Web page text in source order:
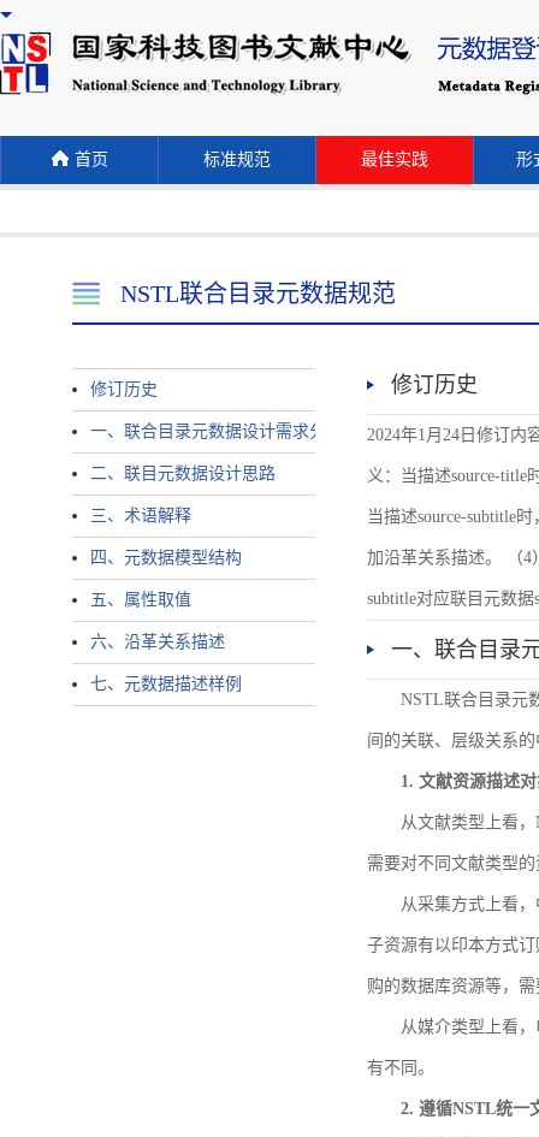
首页 标准规范 最佳实践 形
NSTL联合目录元数据规范
修订历史
一、联合目录元数据设计需求分析
二、联目元数据设计思路
三、术语解释
四、元数据模型结构
五、属性取值
六、沿革关系描述
七、元数据描述样例
修订历史
2024年1月24日修订内
义：当描述source-title
当描述source-subtitle
加沿革关系描述。 （4
subtitle对应联目元数据
一、联合目录
NSTL联合目录元
间的关联、层级关系
1. 文献资源描述
从文献类型上看
需要对不同文献类型
从采集方式上看
子资源有以印本方式
购的数据库资源等，
从媒介类型上看
有不同。
2. 遵循NSTL统一